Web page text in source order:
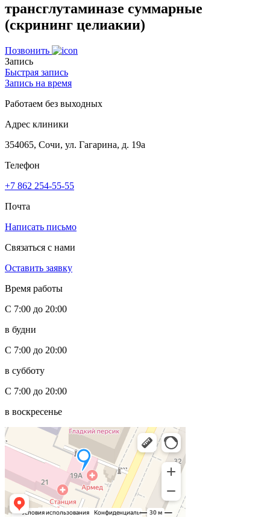
трансглутаминазе суммарные
(скрининг целиакии)
Позвонить
Запись
Быстрая запись
Запись на время
Работаем без выходных
Адрес клиники
354065, Сочи, ул. Гагарина, д. 19а
Телефон
+7 862 254-55-55
Почта
Написать письмо
Связаться с нами
Оставить заявку
Время работы
С 7:00 до 20:00
в будни
С 7:00 до 20:00
в субботу
С 7:00 до 20:00
в воскресенье